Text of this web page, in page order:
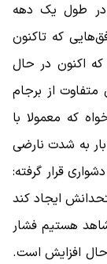
در طول یک دهه
که تاکنون
اکنون در حال
از برجام
که معمولا با
به ‌شدت نارضی
قرار گرفته:
ایجاد کند
هستیم فشار
حال افزایش است.